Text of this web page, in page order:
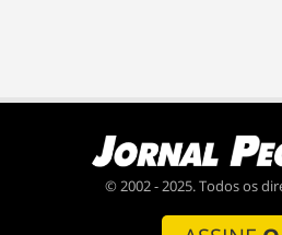
© 2002 - 2025. Todos os